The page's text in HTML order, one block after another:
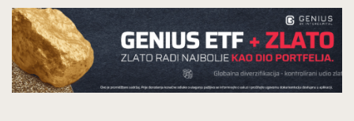
Prijeđi
na
sadržaj